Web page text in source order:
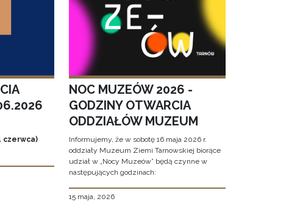
czerwca)
NOC MUZEÓW 2026 -
GODZINY OTWARCIA
ODDZIAŁÓW MUZEUM
Informujemy, że w sobotę 16 maja 2026 r.
oddziały Muzeum Ziemi Tarnowskiej biorące
udział w „Nocy Muzeów” będą czynne w
następujących godzinach:
15 maja, 2026